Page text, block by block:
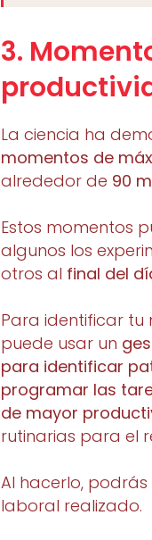
3.
La ciencia ha
momentos de
alrededor de 90
Estos momentos
algunos los
otros al final del
Para identificar
puede usar un
para identificar
programar las
de mayor
rutinarias para el
Al hacerlo,
laboral realizado.